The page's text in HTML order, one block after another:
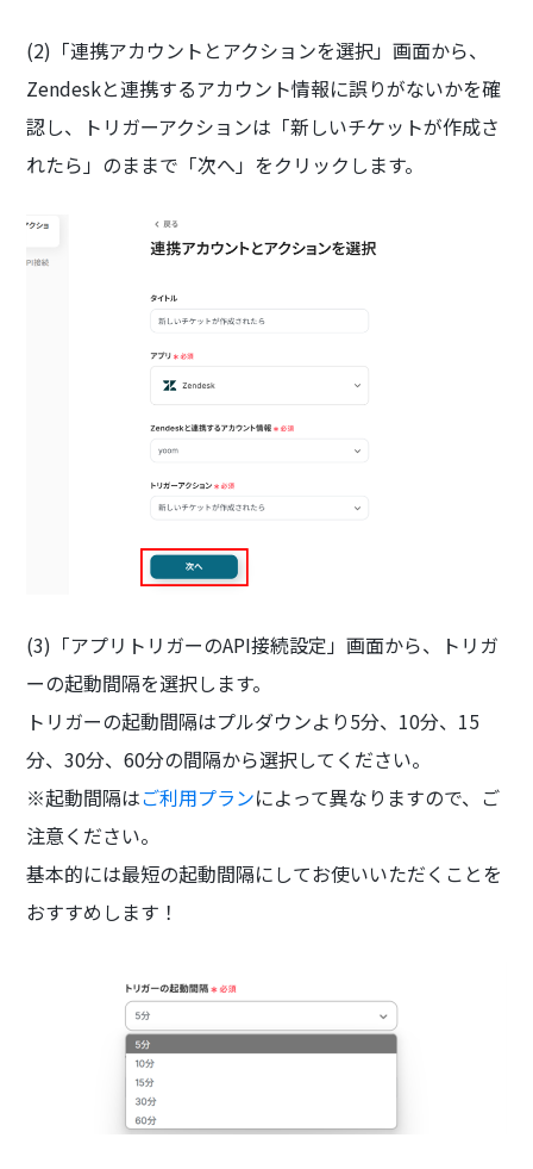
(2)「連携アカウントとアクションを選択」画面から、
Zendeskと連携するアカウント情報に誤りがないかを確
認し、トリガーアクションは「新しいチケットが作成さ
れたら」のままで「次へ」をクリックします。
(3)「アプリトリガーのAPI接続設定」画面から、トリガ
ーの起動間隔を選択します。
トリガーの起動間隔はプルダウンより5分、10分、15
分、30分、60分の間隔から選択してください。
※起動間隔はご利用プランによって異なりますので、ご
注意ください。
基本的には最短の起動間隔にしてお使いいただくことを
おすすめします！